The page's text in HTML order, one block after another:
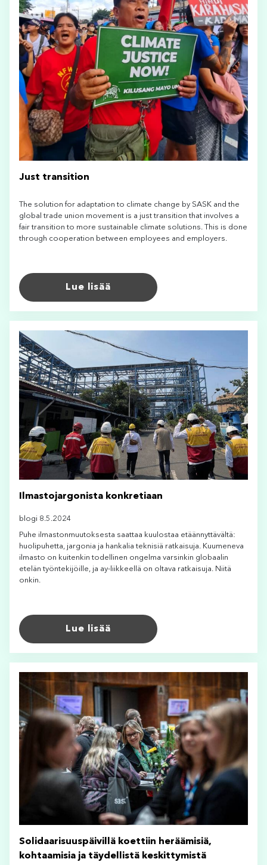
Just transition
The solution for adaptation to climate change by SASK and the
global trade union movement is a just transition that involves a
fair transition to more sustainable climate solutions. This is done
through cooperation between employees and employers.
Lue lisää
Ilmastojargonista konkretiaan
blogi 8.5.2024
Puhe ilmastonmuutoksesta saattaa kuulostaa etäännyttävältä:
huolipuhetta, jargonia ja hankalia teknisiä ratkaisuja. Kuumeneva
ilmasto on kuitenkin todellinen ongelma varsinkin globaalin
etelän työntekijöille, ja ay-liikkeellä on oltava ratkaisuja. Niitä
onkin.
Lue lisää
Solidaarisuuspäivillä koettiin heräämisiä,
kohtaamisia ja täydellistä keskittymistä